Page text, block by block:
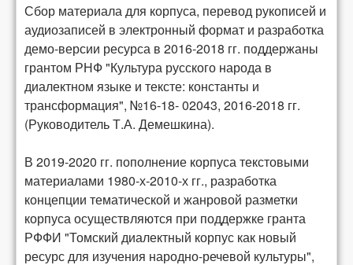
Сбор материала для корпуса, перевод рукописей и
аудиозаписей в электронный формат и разработка
демо-версии ресурса в 2016-2018 гг. поддержаны
грантом РНФ "Культура русского народа в
диалектном языке и тексте: константы и
трансформация", №16-18- 02043, 2016-2018 гг.
(Руководитель Т.А. Демешкина).
В 2019-2020 гг. пополнение корпуса текстовыми
материалами 1980-х-2010-х гг., разработка
концепции тематической и жанровой разметки
корпуса осуществляются при поддержке гранта
РФФИ "Томский диалектный корпус как новый
ресурс для изучения народно-речевой культуры",